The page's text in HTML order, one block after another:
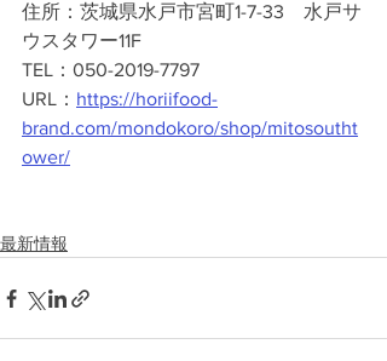
住所：茨城県水戸市宮町1-7-33　水戸サ
ウスタワー11F
TEL：050-2019-7797
URL： https://horiifood-
brand.com/mondokoro/shop/mitosoutht
ower/
最新情報